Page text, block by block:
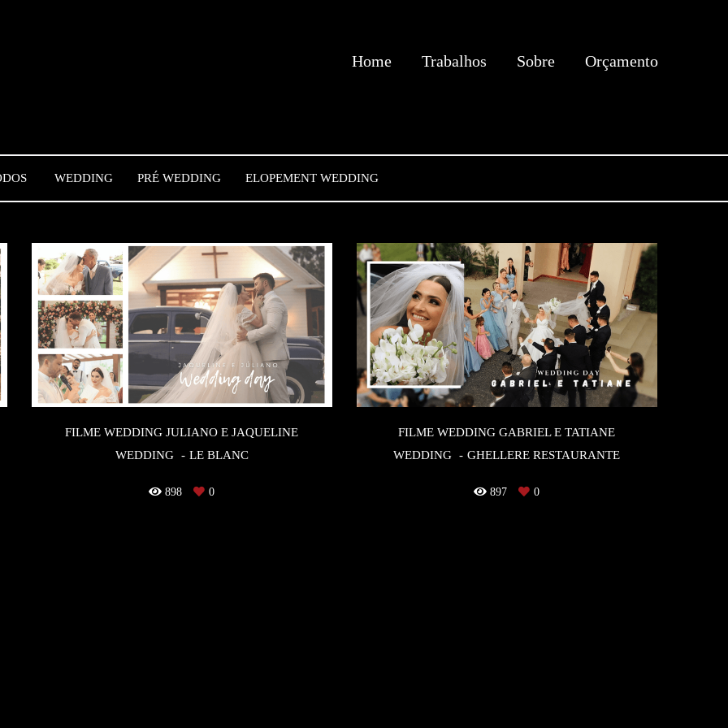
Home Trabalhos Sobre Orçamento
WEDDING PRÉ WEDDING ELOPEMENT WEDDING
FILME WEDDING JULIANO E JAQUELINE
WEDDING
LE BLANC
898 0
FILME WEDDING GABRIEL E TATIANE
WEDDING
GHELLERE RESTAURANTE
897 0